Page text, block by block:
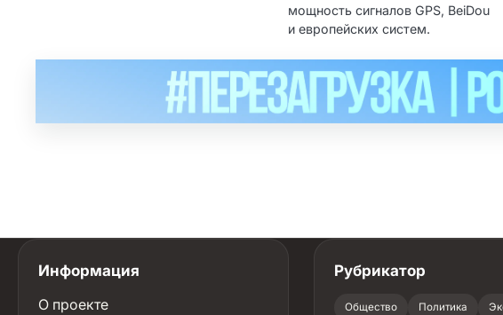
мощность сигналов GPS, BeiDou
и европейских систем.
Информация
О проекте
Рубрикатор
Общество Политика